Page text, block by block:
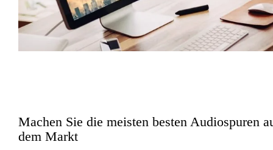
Machen Sie die meisten besten Audiospuren
dem Markt